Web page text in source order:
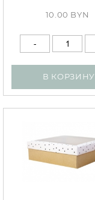
10.00 BYN
В КОРЗИНУ